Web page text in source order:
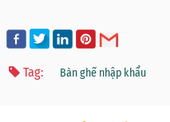
Tag: Bàn ghế nhập khẩu